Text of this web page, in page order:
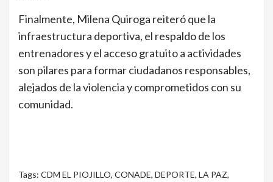
Finalmente, Milena Quiroga reiteró que la
infraestructura deportiva, el respaldo de los
entrenadores y el acceso gratuito a actividades
son pilares para formar ciudadanos responsables,
alejados de la violencia y comprometidos con su
comunidad.
Tags: CDM EL PIOJILLO, CONADE, DEPORTE, LA PAZ,